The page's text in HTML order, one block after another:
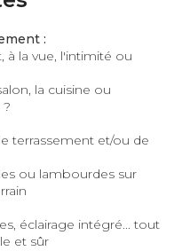
:
à la vue, l'intimité ou
la cuisine ou
terrassement et/ou de
ou lambourdes sur
éclairage intégré... tout
et sûr